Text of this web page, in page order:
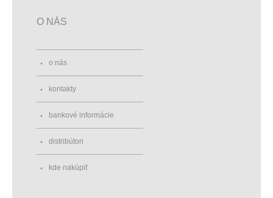
O NÁS
o nás
kontakty
bankové informácie
distribútori
kde nakúpiť